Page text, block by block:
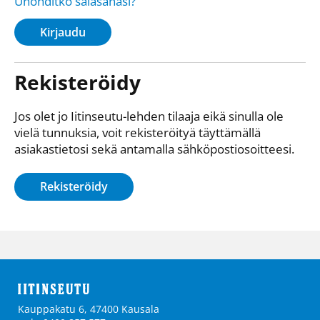
Kirjaudu
Rekisteröidy
Jos olet jo Iitinseutu-lehden tilaaja eikä sinulla ole
vielä tunnuksia, voit rekisteröityä täyttämällä
asiakastietosi sekä antamalla sähkö­posti­osoitteesi.
Rekisteröidy
Kauppakatu 6, 47400 Kausala